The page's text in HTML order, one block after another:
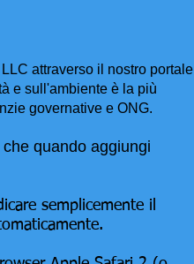
attraverso il nostro portale
e sull'ambiente è la più
governative e ONG.
quando aggiungi
semplicemente il